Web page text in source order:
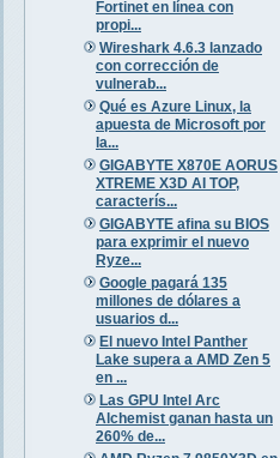
Fortinet en línea con
propi...
Wireshark 4.6.3 lanzado
con corrección de
vulnerab...
Qué es Azure Linux, la
apuesta de Microsoft por
la...
GIGABYTE X870E AORUS
XTREME X3D AI TOP,
caracterís...
GIGABYTE afina su BIOS
para exprimir el nuevo
Ryze...
Google pagará 135
millones de dólares a
usuarios d...
El nuevo Intel Panther
Lake supera a AMD Zen 5
en ...
Las GPU Intel Arc
Alchemist ganan hasta un
260% de...